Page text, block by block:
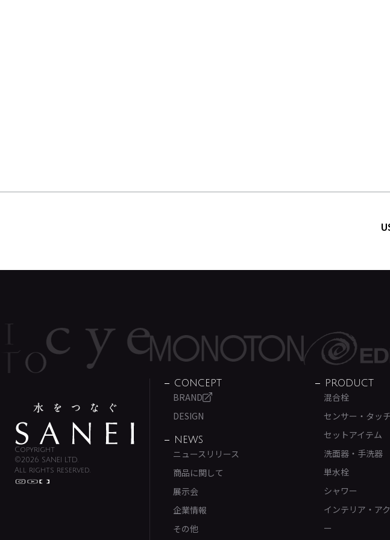
Copyright
©2026 SANEI LTD.
All rights reserved.
CONCEPT
BRAND
DESIGN
NEWS
ニュースリリース
商品に関して
展示会
企業情報
その他
PRODUCT
混合栓
センサー・タッ
セットアイテム
洗面器・手洗器
単水栓
シャワー
インテリア・ア
ー